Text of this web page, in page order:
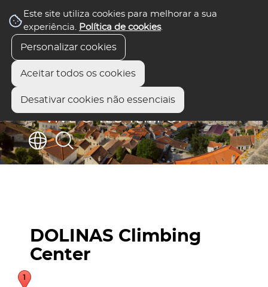
Este site utiliza cookies para melhorar a sua
experiência. Política de cookies.
Personalizar cookies
Aceitar todos os cookies
Desativar cookies não essenciais
DOLINAS Climbing
Center